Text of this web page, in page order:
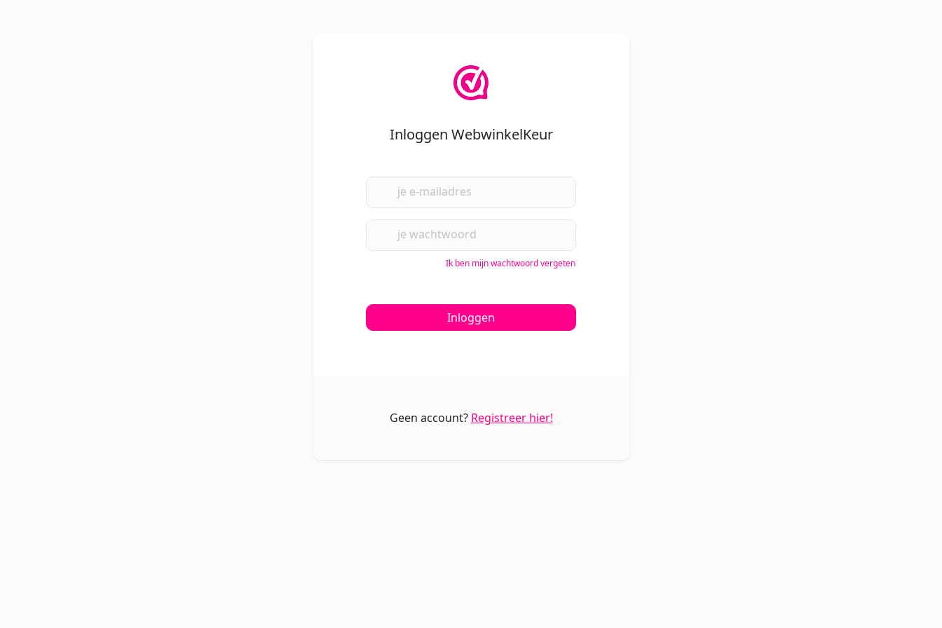
Inloggen WebwinkelKeur
je e-mailadres
je wachtwoord
Ik ben mijn wachtwoord vergeten
Inloggen
Geen account? Registreer hier!